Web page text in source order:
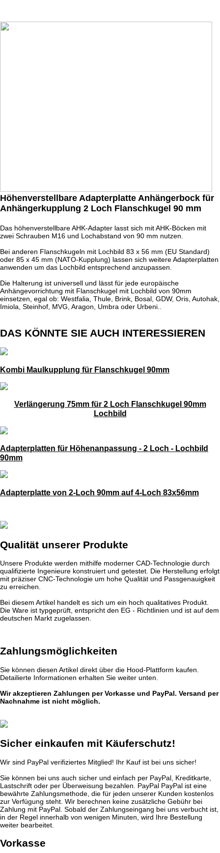
Höhenverstellbare Adapterplatte Anhängerbock für
Anhängerkupplung 2 Loch Flanschkugel 90 mm
Das höhenverstellbare AHK-Adapter lasst sich mit AHK-Böcken mit
zwei Schrauben M16 und Lochabstand von 90 mm nutzen.
Bei anderen Flanschkugeln mit Lochbild 83 x 56 mm (EU Standard)
oder 85 x 45 mm (NATO-Kupplung) lassen sich weitere Adapterplatten
anwenden um das Lochbild entsprechend anzupassen.
Die Halterung ist universell und lässt für jede europäische
Anhängevorrichtung mit Flanschkugel mit Lochbild von 90mm
einsetzen, egal ob: Westfalia, Thule, Brink, Bosal, GDW, Oris, Autohak,
Imiola, Steinhof, MVG, Aragon, Umbra oder Urbeni..
DAS KÖNNTE SIE AUCH INTERESSIEREN
Kombi Maulkupplung für Flanschkugel 90mm
Verlängerung 75mm für 2 Loch Flanschkugel 90mm
Lochbild
Adapterplatten für Höhenanpassung - 2 Loch - Lochbild
90mm
Adapterplatte von 2-Loch 90mm auf 4-Loch 83x56mm
Qualität unserer Produkte
Unsere Produkte werden mithilfe moderner CAD-Technologie durch
qualifizierte Ingenieure konstruiert und getestet. Die Herstellung erfolgt
mit präziser CNC-Technologie um hohe Qualität und Passgenauigkeit
zu erreichen.
Bei diesem Artikel handelt es sich um ein hoch qualitatives Produkt.
Die Ware ist typgeprüft, entspricht den EG - Richtlinien und ist auf dem
deutschen Markt zugelassen.
Zahlungsmöglichkeiten
Sie können diesen Artikel direkt über die Hood-Plattform kaufen.
Detailierte Informationen erhalten Sie weiter unten.
Wir akzeptieren Zahlungen per Vorkasse und PayPal. Versand per
Nachnahme ist nicht möglich.
Sicher einkaufen mit Käuferschutz!
Wir sind PayPal verifiziertes Mitglied! Ihr Kauf ist bei uns sicher!
Sie können bei uns auch sicher und einfach per PayPal, Kreditkarte,
Lastschrift oder per Überweisung bezahlen. PayPal PayPal ist eine
bewährte Zahlungsmethode, die für jeden unserer Kunden kostenlos
zur Verfügung steht. Wir berechnen keine zusätzliche Gebühr bei
Zahlung mit PayPal. Sobald der Zahlungseingang bei uns verbucht ist,
in der Regel innerhalb von wenigen Minuten, wird Ihre Bestellung
weiter bearbeitet.
Vorkasse